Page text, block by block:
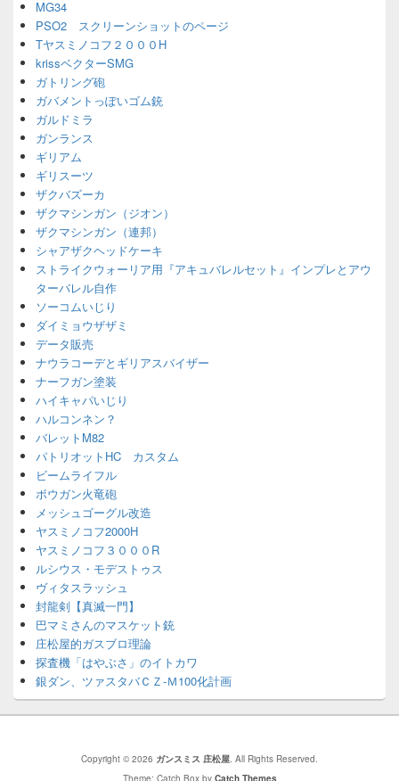
MG34
PSO2 スクリーンショットのページ
Tヤスミノコフ２０００H
krissベクターSMG
ガトリング砲
ガバメントっぽいゴム銃
ガルドミラ
ガンランス
ギリアム
ギリスーツ
ザクバズーカ
ザクマシンガン（ジオン）
ザクマシンガン（連邦）
シャアザクヘッドケーキ
ストライクウォーリア用『アキュバレルセット』インプレとアウ
ターバレル自作
ソーコムいじり
ダイミョウザザミ
データ販売
ナウラコーデとギリアスバイザー
ナーフガン塗装
ハイキャパいじり
ハルコンネン？
バレットM82
パトリオットHC カスタム
ビームライフル
ボウガン火竜砲
メッシュゴーグル改造
ヤスミノコフ2000H
ヤスミノコフ３０００R
ルシウス・モデストゥス
ヴィタスラッシュ
封龍剣【真滅一門】
巴マミさんのマスケット銃
庄松屋的ガスブロ理論
探査機「はやぶさ」のイトカワ
銀ダン、ツァスタバＣＺ-Ｍ100化計画
Copyright © 2026 ガンスミス 庄松屋. All Rights Reserved.
Theme: Catch Box by Catch Themes